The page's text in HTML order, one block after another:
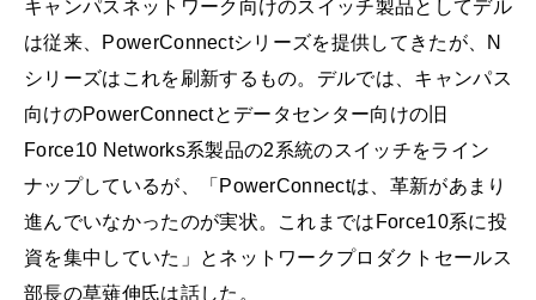
キャンパスネットワーク向けのスイッチ製品としてデル
は従来、PowerConnectシリーズを提供してきたが、N
シリーズはこれを刷新するもの。デルでは、キャンパス
向けのPowerConnectとデータセンター向けの旧
Force10 Networks系製品の2系統のスイッチをライン
ナップしているが、「PowerConnectは、革新があまり
進んでいなかったのが実状。これまではForce10系に投
資を集中していた」とネットワークプロダクトセールス
部長の草薙伸氏は話した。